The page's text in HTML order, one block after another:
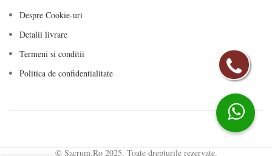
Despre Cookie-uri
Detalii livrare
Termeni si conditii
Politica de confidentialitate
© Sacrum.Ro 2025. Toate drepturile rezervate.